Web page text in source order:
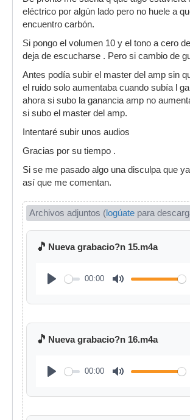
eléctrico por algún lado pero no huele a
encuentro carbón.
Si pongo el volumen 10 y el tono a cero
deja de escucharse . Pero si cambio de
Antes podía subir el master del amp sin
el ruido solo aumentaba cuando subía l
ahora si subo la ganancia amp no
si subo el master del amp.
Intentaré subir unos audios
Gracias por su tiempo .
Si se me pasado algo una disculpa que
así que me comentan.
Archivos adjuntos (logúate para
🎵 Nueva grabacio?n 15.m4a
00:00
🎵 Nueva grabacio?n 16.m4a
00:00